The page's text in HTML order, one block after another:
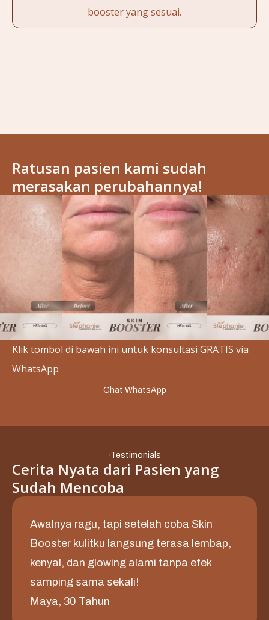
booster yang sesuai.
Ratusan pasien kami sudah
merasakan perubahannya!
Slide 2 of 3.
Klik tombol di bawah ini untuk konsultasi GRATIS via
WhatsApp
Chat WhatsApp
Testimonials
Cerita Nyata dari Pasien yang
Sudah Mencoba
Awalnya ragu, tapi setelah coba Skin
Booster kulitku langsung terasa lembap,
kenyal, dan glowing alami tanpa efek
samping sama sekali!
Maya, 30 Tahun